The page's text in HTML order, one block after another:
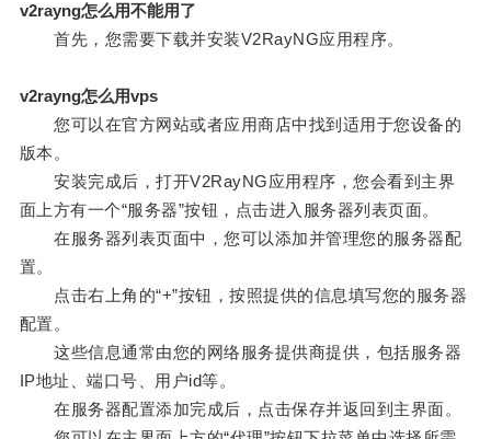
v2rayng怎么用不能用了
首先，您需要下载并安装V2RayNG应用程序。
v2rayng怎么用vps
您可以在官方网站或者应用商店中找到适用于您设备的
版本。
安装完成后，打开V2RayNG应用程序，您会看到主界
面上方有一个“服务器”按钮，点击进入服务器列表页面。
在服务器列表页面中，您可以添加并管理您的服务器配
置。
点击右上角的“+”按钮，按照提供的信息填写您的服务器
配置。
这些信息通常由您的网络服务提供商提供，包括服务器
IP地址、端口号、用户id等。
在服务器配置添加完成后，点击保存并返回到主界面。